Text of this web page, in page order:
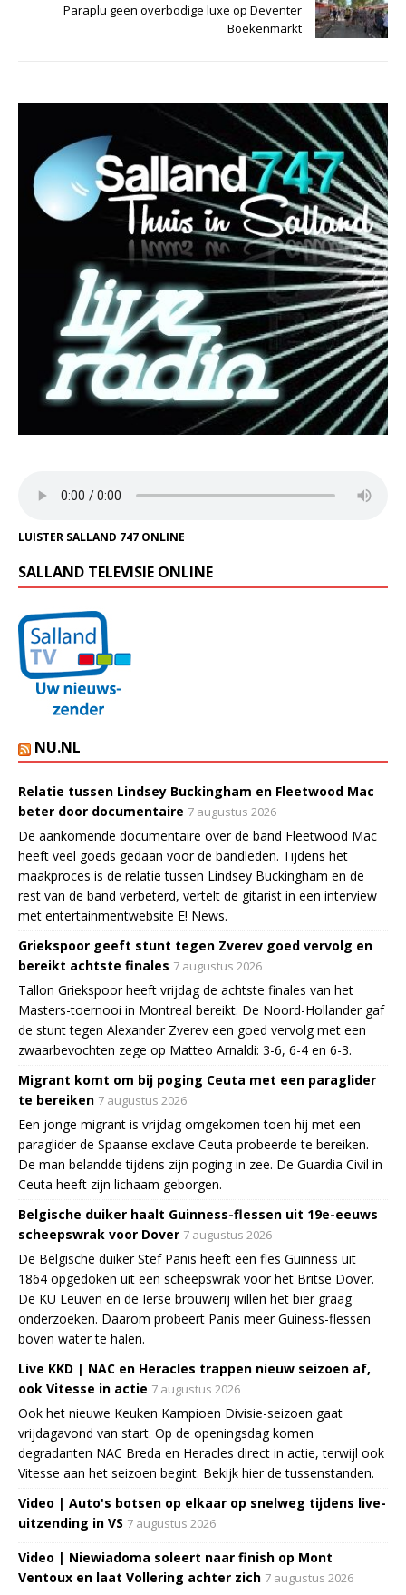
Paraplu geen overbodige luxe op Deventer
Boekenmarkt
LUISTER SALLAND 747 ONLINE
SALLAND TELEVISIE ONLINE
NU.NL
Relatie tussen Lindsey Buckingham en Fleetwood Mac
beter door documentaire 7 augustus 2026
De aankomende documentaire over de band Fleetwood Mac
heeft veel goeds gedaan voor de bandleden. Tijdens het
maakproces is de relatie tussen Lindsey Buckingham en de
rest van de band verbeterd, vertelt de gitarist in een interview
met entertainmentwebsite E! News.
Griekspoor geeft stunt tegen Zverev goed vervolg en
bereikt achtste finales 7 augustus 2026
Tallon Griekspoor heeft vrijdag de achtste finales van het
Masters-toernooi in Montreal bereikt. De Noord-Hollander gaf
de stunt tegen Alexander Zverev een goed vervolg met een
zwaarbevochten zege op Matteo Arnaldi: 3-6, 6-4 en 6-3.
Migrant komt om bij poging Ceuta met een paraglider
te bereiken 7 augustus 2026
Een jonge migrant is vrijdag omgekomen toen hij met een
paraglider de Spaanse exclave Ceuta probeerde te bereiken.
De man belandde tijdens zijn poging in zee. De Guardia Civil in
Ceuta heeft zijn lichaam geborgen.
Belgische duiker haalt Guinness-flessen uit 19e-eeuws
scheepswrak voor Dover 7 augustus 2026
De Belgische duiker Stef Panis heeft een fles Guinness uit
1864 opgedoken uit een scheepswrak voor het Britse Dover.
De KU Leuven en de Ierse brouwerij willen het bier graag
onderzoeken. Daarom probeert Panis meer Guiness-flessen
boven water te halen.
Live KKD | NAC en Heracles trappen nieuw seizoen af,
ook Vitesse in actie 7 augustus 2026
Ook het nieuwe Keuken Kampioen Divisie-seizoen gaat
vrijdagavond van start. Op de openingsdag komen
degradanten NAC Breda en Heracles direct in actie, terwijl ook
Vitesse aan het seizoen begint. Bekijk hier de tussenstanden.
Video | Auto's botsen op elkaar op snelweg tijdens live-
uitzending in VS 7 augustus 2026
Video | Niewiadoma soleert naar finish op Mont
Ventoux en laat Vollering achter zich 7 augustus 2026